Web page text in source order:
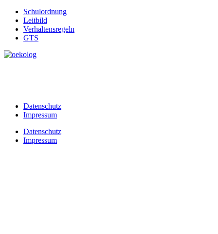
Schulordnung
Leitbild
Verhaltensregeln
GTS
Datenschutz
Impressum
Datenschutz
Impressum